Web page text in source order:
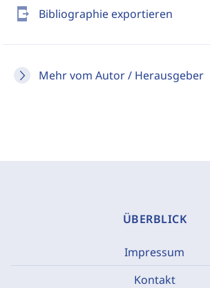
send_to_mobile Bibliographie exportieren
Mehr vom Autor / Herausgeber
ÜBERBLICK
Impressum
Kontakt